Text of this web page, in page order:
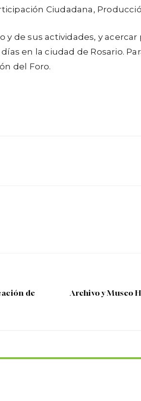
Ciudadana,
de sus actividades, y
en la ciudad de Rosario.
del Foro.
de
Archivo y Museo